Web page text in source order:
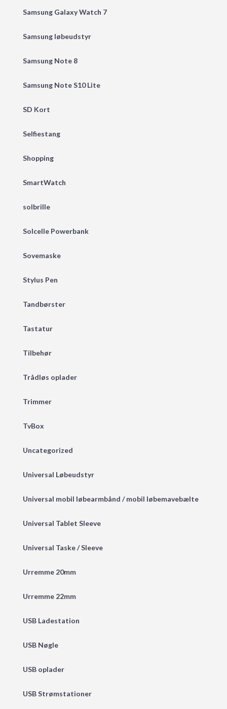
Samsung Galaxy Watch 7
Samsung løbeudstyr
Samsung Note 8
Samsung Note S10 Lite
SD Kort
Selfiestang
Shopping
SmartWatch
solbrille
Solcelle Powerbank
Sovemaske
Stylus Pen
Tandbørster
Tastatur
Tilbehør
Trådløs oplader
Trimmer
TvBox
Uncategorized
Universal Løbeudstyr
Universal mobil løbearmbånd / mobil løbemavebælte
Universal Tablet Sleeve
Universal Taske / Sleeve
Urremme 20mm
Urremme 22mm
USB Ladestation
USB Nøgle
USB oplader
USB Strømstationer